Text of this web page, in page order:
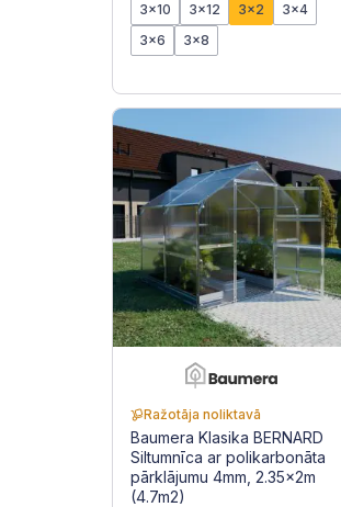
3x10 3x12 3x2
3x4
3x6
3x8
Ražotāja noliktavā
Baumera Klasika BERNARD
Siltumnīca ar polikarbonāta
pārklājumu 4mm, 2.35x2m
(4.7m2)